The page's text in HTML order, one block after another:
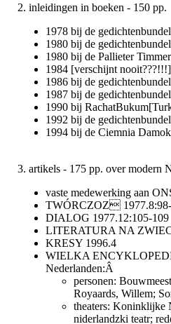
2. inleidingen in boeken - 150 pp.
1978 bij de
1980 bij de
1980 bij de Pallieter
1984 [verschijnt
1986 bij de
1987 bij de
1990 bij
1992 bij de
1994 bij de Ciemnia
3. artikels - 175 pp. over modern
vaste medewerking aan
TWÓRCZOZ
DIALOG 1977.12:105-109
LITERATURA NA
KRESY 1996.4
WIELKA
Nederlanden:Â
personen:
Royaards, Willem;
theaters: Koninklijke
niderlandzki teatr;